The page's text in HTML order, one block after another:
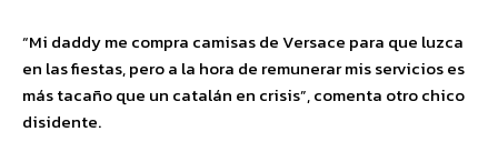
“Mi daddy me compra camisas de Versace para que luzca
en las fiestas, pero a la hora de remunerar mis servicios es
más tacaño que un catalán en crisis”, comenta otro chico
disidente.